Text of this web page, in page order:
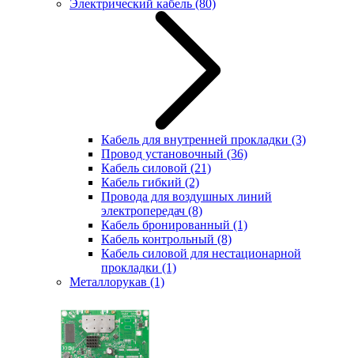
Электрический кабель (80)
Кабель для внутренней прокладки (3)
Провод установочный (36)
Кабель силовой (21)
Кабель гибкий (2)
Провода для воздушных линий
электропередач (8)
Кабель бронированный (1)
Кабель контрольный (8)
Кабель силовой для нестационарной
прокладки (1)
Металлорукав (1)